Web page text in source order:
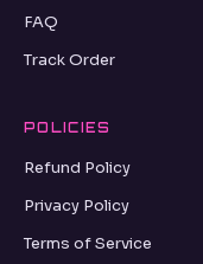
FAQ
Track Order
POLICIES
Refund Policy
Privacy Policy
Terms of Service